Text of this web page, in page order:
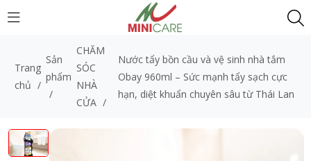
Trang
chủ /
Sản
phẩm
/
CHĂM
SÓC
NHÀ
CỬA /
Nước tẩy bồn cầu và vệ sinh nhà tắm
Obay 960ml – Sức mạnh tẩy sạch cực
hạn, diệt khuẩn chuyên sâu từ Thái Lan